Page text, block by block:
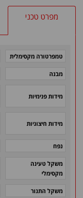
מפרט טכני
טמפרטורה מקסימלית
מבנה
מידות פנימיות
מידות חיצוניות
נפח
משקל טעינה
מקסימלי
משקל התנור